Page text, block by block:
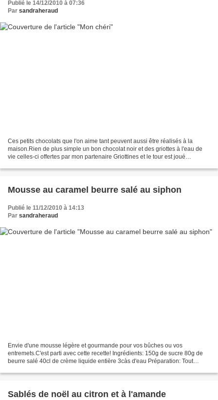
Publié le 14/12/2010 à 07:36
Par sandraheraud
Ces petits chocolats que l'on aime tant peuvent aussi être réalisés à la
maison.Rien de plus simple un bon chocolat noir et des griottes à l'eau de
vie celles-ci offertes par mon partenaire Griottines et le tour est joué
Mousse au caramel beurre salé au siphon
Publié le 11/12/2010 à 14:13
Par sandraheraud
Envie d'une mousse légère et gourmande pour vos bûches ou vos
entremets.C'est parti avec cette recette! Ingrédients: 150g de sucre 80g de
beurre salé 40cl de crème liquide entière 3càs d'eau Préparation: Tout
Sablés de noël au citron et à l'amande